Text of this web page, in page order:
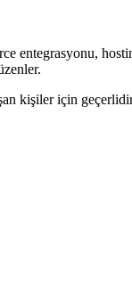
entegrasyonu,
kişiler için